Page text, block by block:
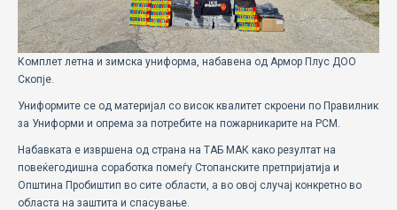
НОВОСТИ
ЗА НАС
ГАЛЕРИЈА
Комплет летна и зимска униформа, набавена од Армор Плус ДОО
Скопје.
Униформите се од материјал со висок квалитет скроени по Правилник
за Униформи и опрема за потребите на пожарникарите на РСМ.
Набавката е извршена од страна на ТАБ МАК како резултат на
повеќегодишна соработка помеѓу Стопанските претпријатија и
Општина Пробиштип во сите области, а во овој случај конкретно во
областа на заштита и спасување.